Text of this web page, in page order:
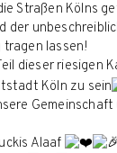
Straßen Kölns
der
tragen lassen!
dieser riesigen
Köln zu sein
Alaaf